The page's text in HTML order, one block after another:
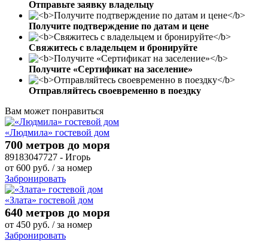
Отправьте заявку владельцу
Получите подтверждение по датам и цене
Свяжитесь с владельцем и бронируйте
Получите «Сертификат на заселение»
Отправляйтесь своевременно в поездку
Вам может понравиться
«Людмила» гостевой дом
700 метров до моря
89183047727 - Игорь
от 600 руб. / за номер
Забронировать
«Злата» гостевой дом
640 метров до моря
от 450 руб. / за номер
Забронировать